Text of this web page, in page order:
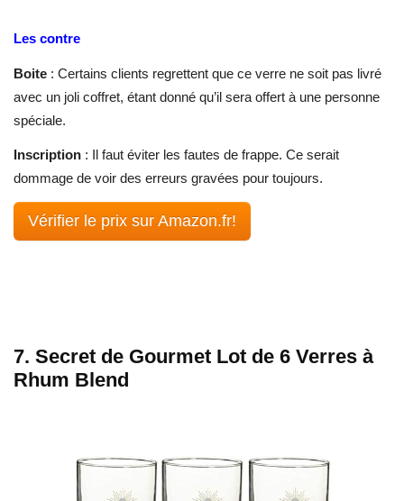
Les contre
Boite : Certains clients regrettent que ce verre ne soit pas livré
avec un joli coffret, étant donné qu’il sera offert à une personne
spéciale.
Inscription : Il faut éviter les fautes de frappe. Ce serait
dommage de voir des erreurs gravées pour toujours.
Vérifier le prix sur Amazon.fr!
7. Secret de Gourmet Lot de 6 Verres à
Rhum Blend